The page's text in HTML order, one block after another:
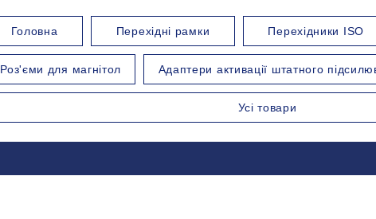
Головна Перехідні рамки Перехідники ISO
Роз'єми для магнітол Адаптери активації штатного
Усі товари